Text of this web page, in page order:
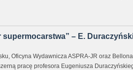
supermocarstwa” – E.
Oficyna Wydawnicza ASPRA-JR oraz
pracę profesora Eugeniusza